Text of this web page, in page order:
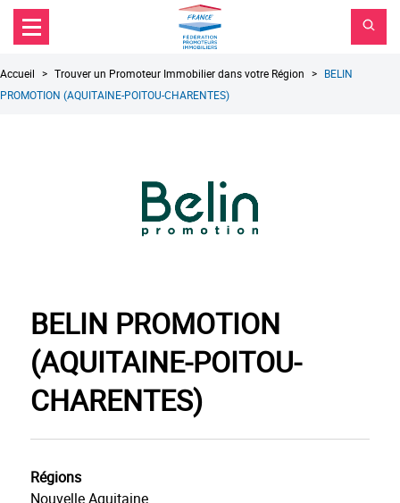
Aller au contenu principal
Aller au menu principal
Aller à la recherche
FPI
France
Accueil Trouver un Promoteur Immobilier dans votre Région
BELIN
PROMOTION (AQUITAINE-POITOU-CHARENTES)
BELIN PROMOTION
(AQUITAINE-POITOU-
CHARENTES)
Régions
Nouvelle Aquitaine